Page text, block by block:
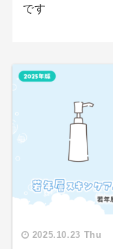
です
2025.10.23 Thu